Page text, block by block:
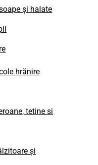
și halate
hrănire
tetine si
și